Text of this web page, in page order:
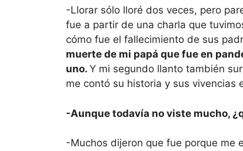
-Llorar sólo lloré dos veces, pero
fue a partir de una charla que
cómo fue el fallecimiento de sus
muerte de mi papá que fue en
uno. Y mi segundo llanto también
me contó su historia y sus vivencias
-Aunque todavía no viste mucho,
-Muchos dijeron que fue porque me